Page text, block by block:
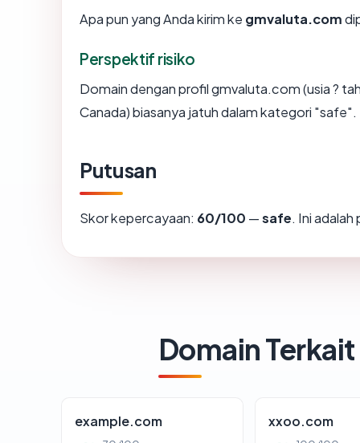
Apa pun yang Anda kirim ke gmvaluta.com
Perspektif risiko
Domain dengan profil gmvaluta.com (usia ?
Canada) biasanya jatuh dalam kategori "safe".
Putusan
Skor kepercayaan: 60/100 —safe. Ini
Domain Terkait
example.com xxoo.com